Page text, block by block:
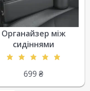
Органайзер між
сидіннями
699 ₴